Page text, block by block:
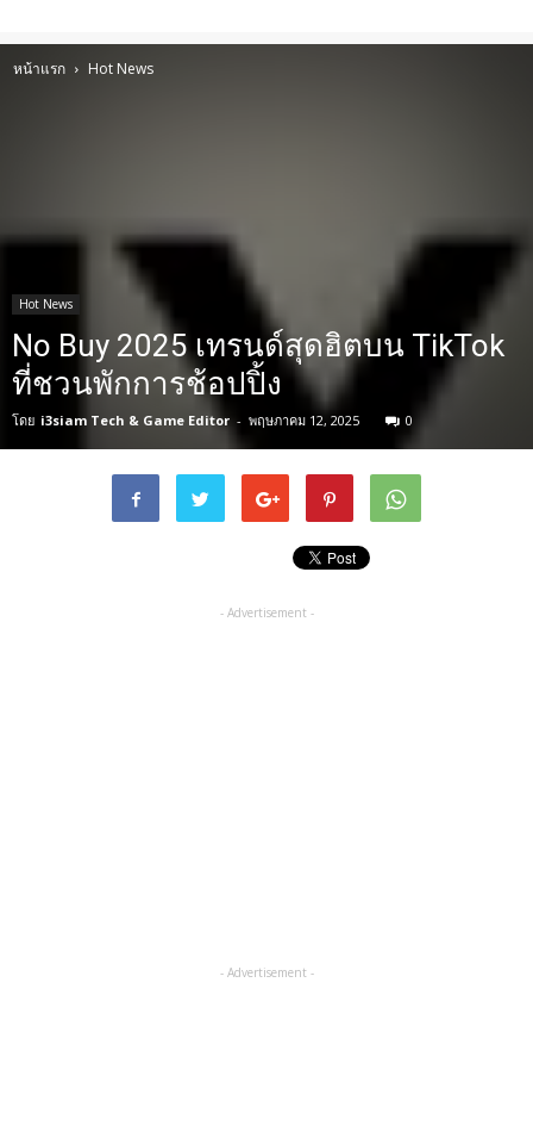
หน้าแรก Hot News
Hot News
No Buy 2025 เทรนด์สุดฮิตบน TikTok
ที่ชวนพักการช้อปปิ้ง
โดย i3siam Tech & Game Editor - พฤษภาคม 12, 2025 0
- Advertisement -
- Advertisement -